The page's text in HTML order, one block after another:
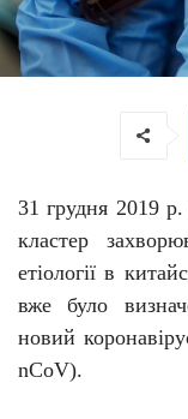
31 грудня 2019
кластер
етіології в
вже було
новий
nCoV).